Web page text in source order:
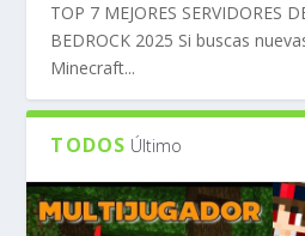
TOP 7 MEJORES SERVIDORES
BEDROCK 2025 Si buscas
Minecraft...
TODOS Último